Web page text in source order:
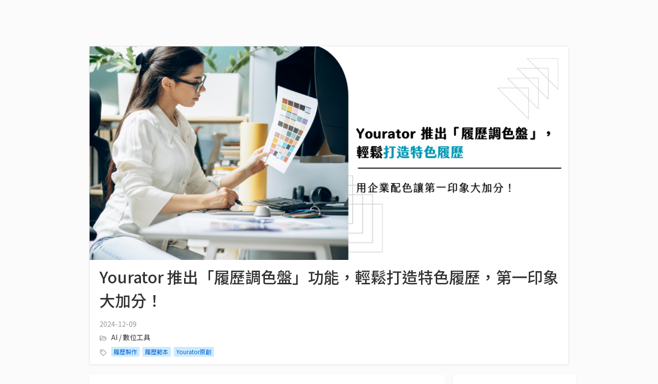
Yourator 推出「履歷調色盤」功能，輕鬆打造特色履歷，第一印象
大加分！
2024-12-09
AI / 數位工具
履歷製作 履歷範本 Yourator原創